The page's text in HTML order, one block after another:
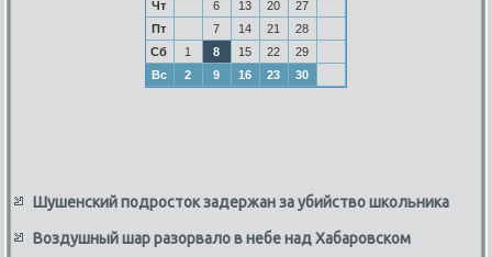
Чт
6 13 20
27
Пт
7 14 21
28
Сб
1 8 15 22
29
Вс
2 9 16 23 30
Шушенский подросток задержан за убийство школьника
Воздушный шар разорвало в небе над Хабаровском